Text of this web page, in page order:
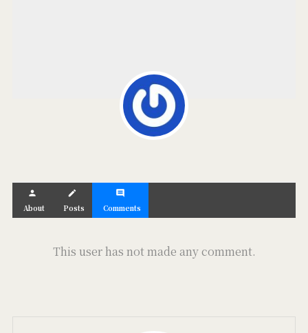
person
About
create
Posts
comment
Comments
This user has not made any comment.